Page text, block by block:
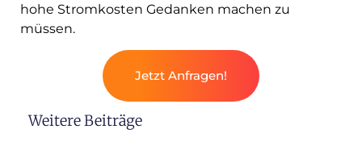
hohe Stromkosten Gedanken machen zu
müssen.
Jetzt Anfragen!
Weitere Beiträge